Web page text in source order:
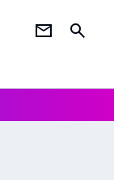
newsletter search